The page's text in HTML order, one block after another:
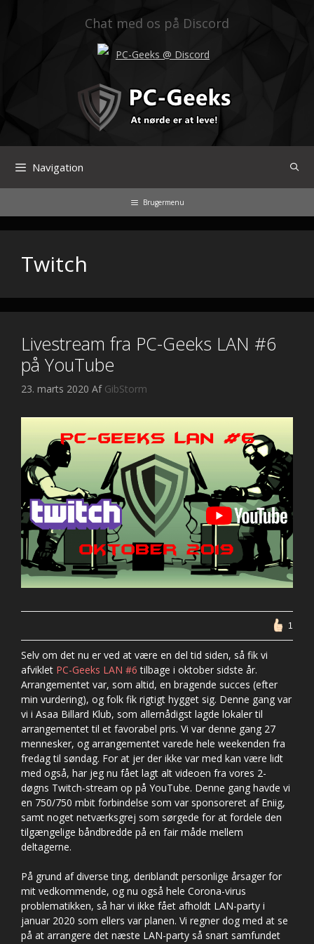
Chat med os på Discord
PC-Geeks @ Discord
Navigation
Brugermenu
Twitch
Livestream fra PC-Geeks LAN #6
på YouTube
23. marts 2020 Af GibStorm
1
Selv om det nu er ved at være en del tid siden, så fik vi
afviklet PC-Geeks LAN #6 tilbage i oktober sidste år.
Arrangementet var, som altid, en bragende succes (efter
min vurdering), og folk fik rigtigt hygget sig. Denne gang var
vi i Asaa Billard Klub, som allernådigst lagde lokaler til
arrangementet til et favorabel pris. Vi var denne gang 27
mennesker, og arrangementet varede hele weekenden fra
fredag til søndag. For at jer der ikke var med kan være lidt
med også, har jeg nu fået lagt alt videoen fra vores 2-
døgns Twitch-stream op på YouTube. Denne gang havde vi
en 750/750 mbit forbindelse som var sponsoreret af Eniig,
samt noget netværksgrej som sørgede for at fordele den
tilgængelige båndbredde på en fair måde mellem
deltagerne.
På grund af diverse ting, deriblandt personlige årsager for
mit vedkommende, og nu også hele Corona-virus
problematikken, så har vi ikke fået afholdt LAN-party i
januar 2020 som ellers var planen. Vi regner dog med at se
på at arrangere det næste LAN-party så snart samfundet